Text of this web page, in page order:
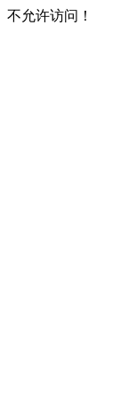
不允许访问！